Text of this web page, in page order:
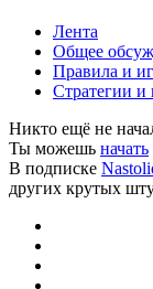
Лента
Общее
Правила и
Стратегии
Никто ещё не
Ты можешь начать
В подписке
других крутых